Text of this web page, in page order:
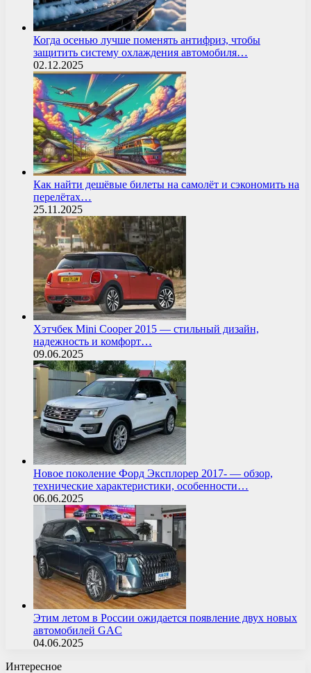
Когда осенью лучше поменять антифриз, чтобы
защитить систему охлаждения автомобиля…
02.12.2025
Как найти дешёвые билеты на самолёт и сэкономить на
перелётах…
25.11.2025
Хэтчбек Mini Cooper 2015 — стильный дизайн,
надежность и комфорт…
09.06.2025
Новое поколение Форд Эксплорер 2017- — обзор,
технические характеристики, особенности…
06.06.2025
Этим летом в России ожидается появление двух новых
автомобилей GAC
04.06.2025
Интересное